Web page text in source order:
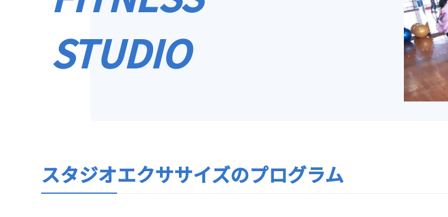
STUDIO
スタジオエクササイズのプログラム